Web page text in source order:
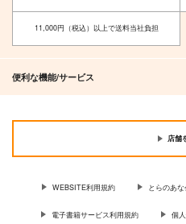
サンプル
作品詳細 作品
11,000円（税込）以上で送料当社負担
便利な機能/サービス
店舗
WEBSITE利用規約 とらのあ
電子書籍サービス利用規約 個